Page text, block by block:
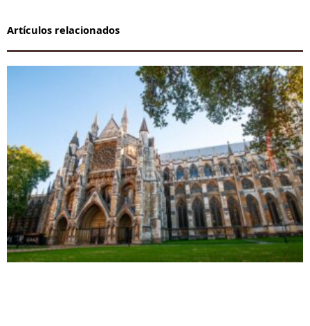
Artículos relacionados